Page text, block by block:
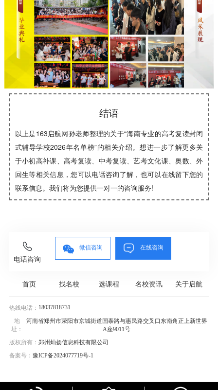
结语
以上是163启航网孙老师整理的关于“海南专业的高考复读封闭
式辅导学校2026年名单榜”的相关介绍。想进一步了解更多关
于小初高补课、高考复读、中考复读、艺考文化课、奥数、外
回生等相关信息，您可以电话咨询了解，也可以在线留下您的
联系信息。我们将为您提供一对一的咨询服务!
电话咨询
微信咨询 在线咨询
首页 找名校 选课程 名校资讯 关于启航
热线电话： 18037818731
地
址：
河南省郑州市荥阳市京城街道国泰路与惠民路交叉口东南角正上新世界
A座9011号
版权所有：郑州灿扬信息科技有限公司
备案号：豫ICP备2024077719号-1